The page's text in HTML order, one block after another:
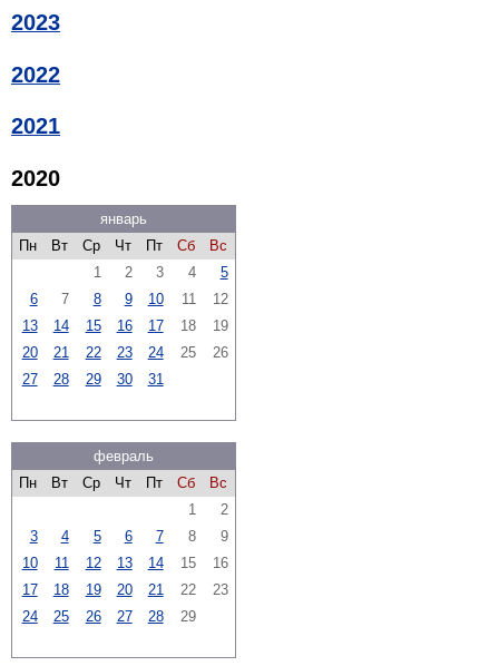
2023
2022
2021
2020
январь
Пн
Вт Ср Чт Пт Сб
Вс
1
2 3 4
5
6
7 8 9 10 11
12
13
14 15 16 17 18
19
20
21 22 23 24 25
26
27
28 29 30 31
февраль
Пн
Вт Ср Чт Пт Сб
Вс
1
2
3
4 5 6 7 8
9
10
11 12 13 14 15
16
17
18 19 20 21 22
23
24
25 26 27 28 29